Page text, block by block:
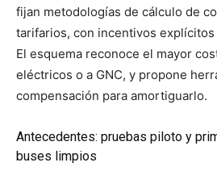
fijan metodologías de cálculo de
tarifarios, con incentivos
El esquema reconoce el mayor
eléctricos o a GNC, y propone
compensación para amortiguarlo.
Antecedentes: pruebas piloto y
buses limpios